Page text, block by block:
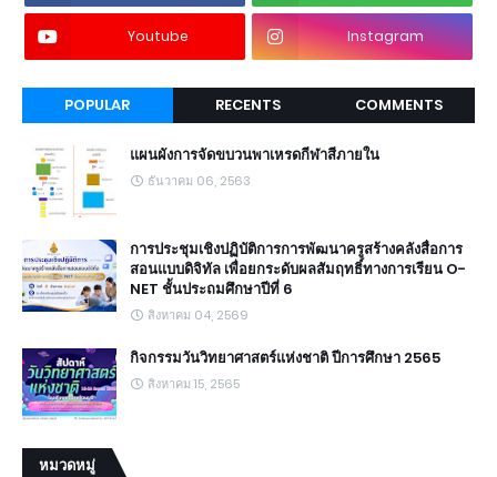
Youtube Instagram
POPULAR RECENTS COMMENTS
แผนผังการจัดขบวนพาเหรดกีฬาสีภายใน
ธันวาคม 06, 2563
การประชุมเชิงปฏิบัติการการพัฒนาครูสร้างคลังสื่อการ
สอนแบบดิจิทัล เพื่อยกระดับผลสัมฤทธิ์ทางการเรียน O-
NET ชั้นประถมศึกษาปีที่ 6
สิงหาคม 04, 2569
กิจกรรมวันวิทยาศาสตร์แห่งชาติ ปีการศึกษา 2565
สิงหาคม 15, 2565
หมวดหมู่